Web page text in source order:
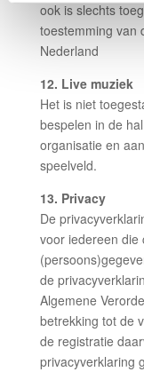
ook is slechts
toestemming van
Nederland
12. Live muziek
Het is niet
bespelen in de
organisatie en
speelveld.
13. Privacy
De
voor iedereen die
de
Algemene
betrekking tot de
de registratie
privacyverklaring